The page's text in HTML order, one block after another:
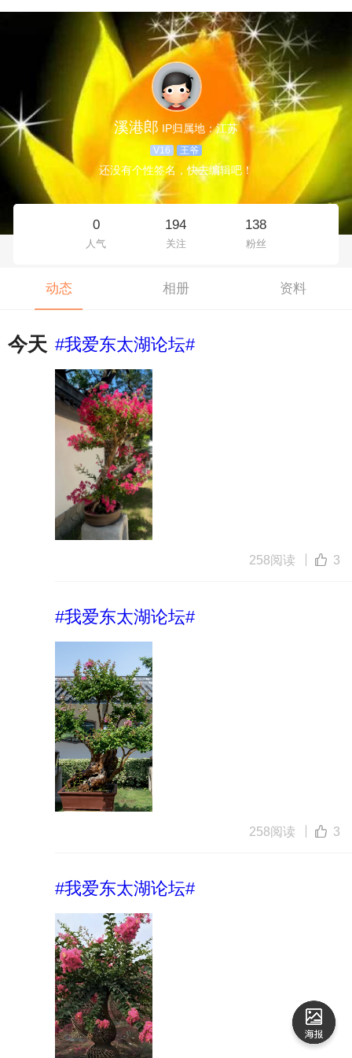
溪港郎 IP归属地：江苏
V16 王爷
还没有个性签名，快去编辑吧！
0
人气
194
关注
138
粉丝
动态 相册 资料
今天 #我爱东太湖论坛#
258阅读 3
#我爱东太湖论坛#
258阅读 3
#我爱东太湖论坛#